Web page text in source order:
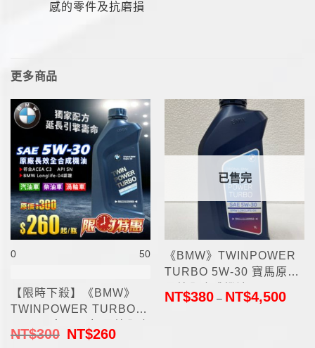
感的零件及抗磨損
更多商品
0 50
【限時下殺】《BMW》
TWINPOWER TURBO
5W-30 寶馬原廠 長效全合
成機油 1L
NT$300 NT$260
已售完
《BMW》TWINPOWER
TURBO 5W-30 寶馬原廠
長效全合成機油 1L
NT$380– NT$4,500